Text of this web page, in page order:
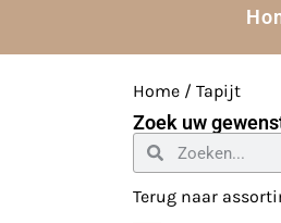
Home / Tapijt
Zoek uw
Terug naar